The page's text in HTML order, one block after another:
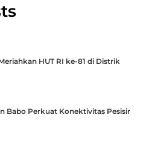
HUT RI ke-81 di Distrik
Babo Perkuat Konektivitas Pesisir